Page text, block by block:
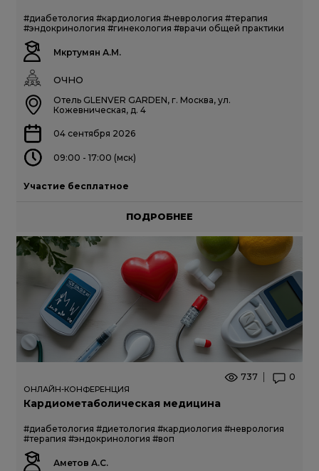
#диабетология #кардиология #неврология #терапия
#эндокринология #гинекология #врачи общей практики
Мкртумян А.М.
ОЧНО
Отель GLENVER GARDEN, г. Москва, ул.
Кожевническая, д. 4
04 сентября 2026
09:00 - 17:00 (мск)
Участие бесплатное
ПОДРОБНЕЕ
737 0
ОНЛАЙН-КОНФЕРЕНЦИЯ
Кардиометаболическая медицина
#диабетология #диетология #кардиология #неврология
#терапия #эндокринология #воп
Аметов А.С.